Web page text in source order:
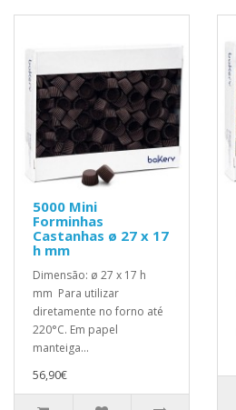
5000 Mini
Forminhas
Castanhas ø 27 x 17
h mm
Dimensão: ø 27 x 17 h
mm Para utilizar
diretamente no forno até
220°C. Em papel
manteiga...
56,90€